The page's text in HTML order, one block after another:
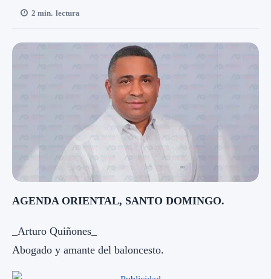
2 min. lectura
AGENDA ORIENTAL, SANTO DOMINGO.
_Arturo Quiñones_
Abogado y amante del baloncesto.